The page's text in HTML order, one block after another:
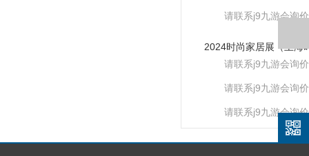
请联系j9九游会询价
请联系j9九游会询价
请联系j9九游会询价
请联系j9九游会询价